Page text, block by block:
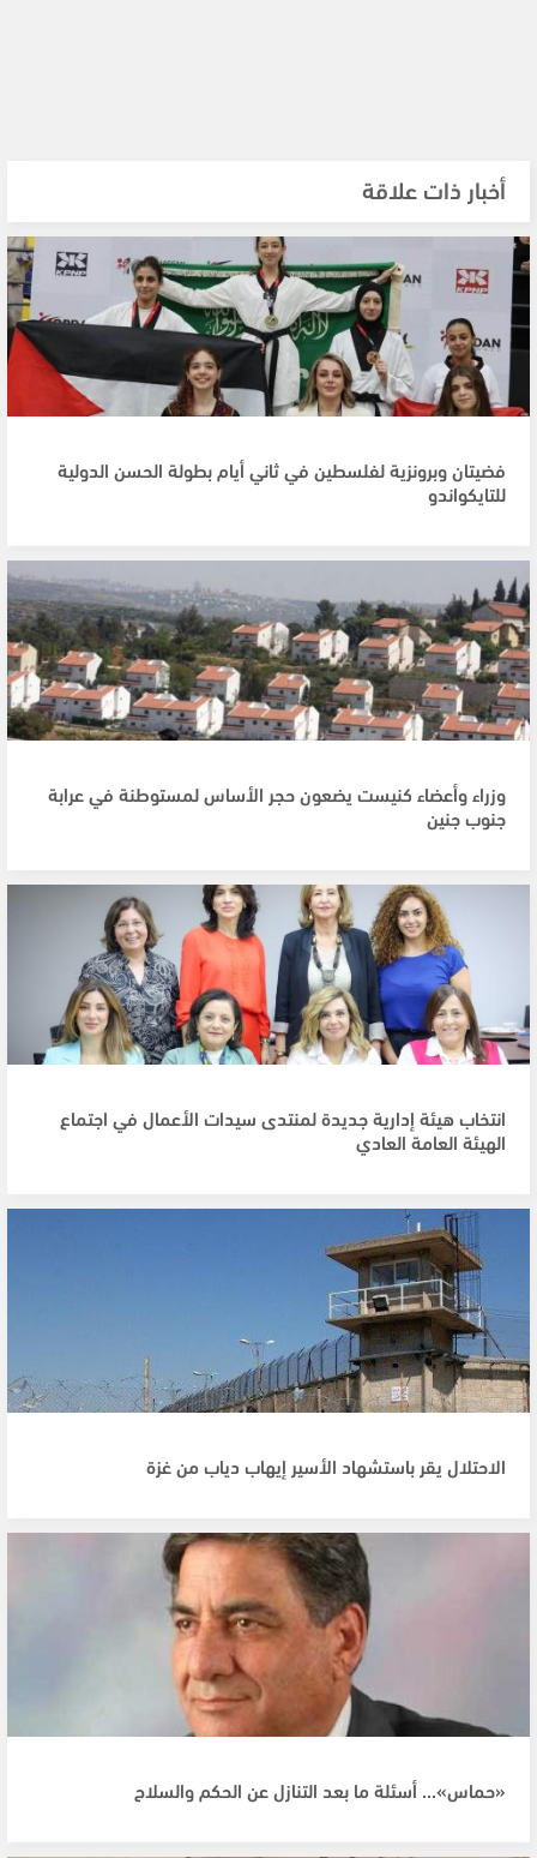
أخبار ذات علاقة
فضيتان وبرونزية لفلسطين في ثاني أيام بطولة الحسن الدولية
للتايكواندو
وزراء وأعضاء كنيست يضعون حجر الأساس لمستوطنة في عرابة
جنوب جنين
انتخاب هيئة إدارية جديدة لمنتدى سيدات الأعمال في اجتماع
الهيئة العامة العادي
الاحتلال يقر باستشهاد الأسير إيهاب دياب من غزة
«حماس»... أسئلة ما بعد التنازل عن الحكم والسلاح